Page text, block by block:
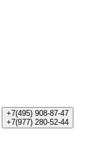
+7(495) 908-87-47
+7(977) 280-52-44